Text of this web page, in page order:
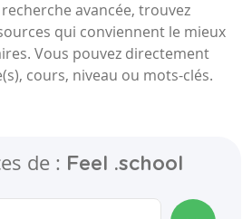
avancée, trouvez
qui conviennent le mieux
Vous pouvez directement
cours, niveau ou mots-clés.
de : Feel .school